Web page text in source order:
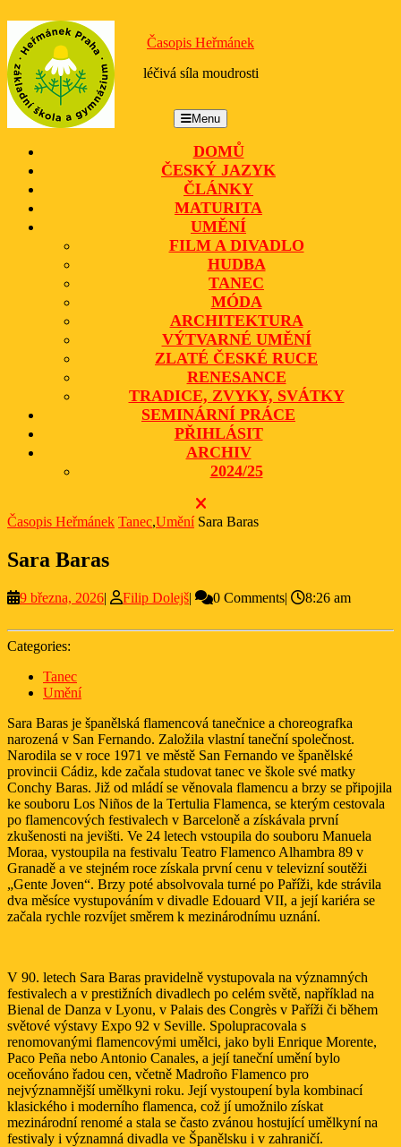
content
Časopis Heřmánek
léčivá síla moudrosti
MenuMenu
DOMŮ
ČESKÝ JAZYK
ČLÁNKY
MATURITA
UMĚNÍ
FILM A DIVADLO
HUDBA
TANEC
MÓDA
ARCHITEKTURA
VÝTVARNÉ UMĚNÍ
ZLATÉ ČESKÉ RUCE
RENESANCE
TRADICE, ZVYKY, SVÁTKY
SEMINÁRNÍ PRÁCE
PŘIHLÁSIT
ARCHIV
2024/25
CLOSE
BUTTON
Časopis Heřmánek Tanec,UměníSara Baras
Sara Baras
9 března, 20269
2026
| Filip DolejšFilip
| 0 Comments| 8:26 am
Categories:
Tanec
Umění
Sara Baras je španělská flamencová tanečnice a choreografka
narozená v San Fernando. Založila vlastní taneční společnost.
Narodila se v roce 1971 ve městě San Fernando ve španělské
provincii Cádiz, kde začala studovat tanec ve škole své matky
Conchy Baras. Již od mládí se věnovala flamencu a brzy se připojila
ke souboru Los Niños de la Tertulia Flamenca, se kterým cestovala
po flamencových festivalech v Barceloně a získávala první
zkušenosti na jevišti. Ve 24 letech vstoupila do souboru Manuela
Moraa, vystoupila na festivalu Teatro Flamenco Alhambra 89 v
Granadě a ve stejném roce získala první cenu v televizní soutěži
„Gente Joven“. Brzy poté absolvovala turné po Paříži, kde strávila
dva měsíce vystupováním v divadle Edouard VII, a její kariéra se
začala rychle rozvíjet směrem k mezinárodnímu uznání.
V 90. letech Sara Baras pravidelně vystupovala na významných
festivalech a v prestižních divadlech po celém světě, například na
Bienal de Danza v Lyonu, v Palais des Congrès v Paříži či během
světové výstavy Expo 92 v Seville. Spolupracovala s
renomovanými flamencovými umělci, jako byli Enrique Morente,
Paco Peña nebo Antonio Canales, a její taneční umění bylo
oceňováno řadou cen, včetně Madroño Flamenco pro
nejvýznamnější umělkyni roku. Její vystoupení byla kombinací
klasického i moderního flamenca, což jí umožnilo získat
mezinárodní renomé a stala se často zvánou hostující umělkyní na
festivaly i významná divadla ve Španělsku i v zahraničí.